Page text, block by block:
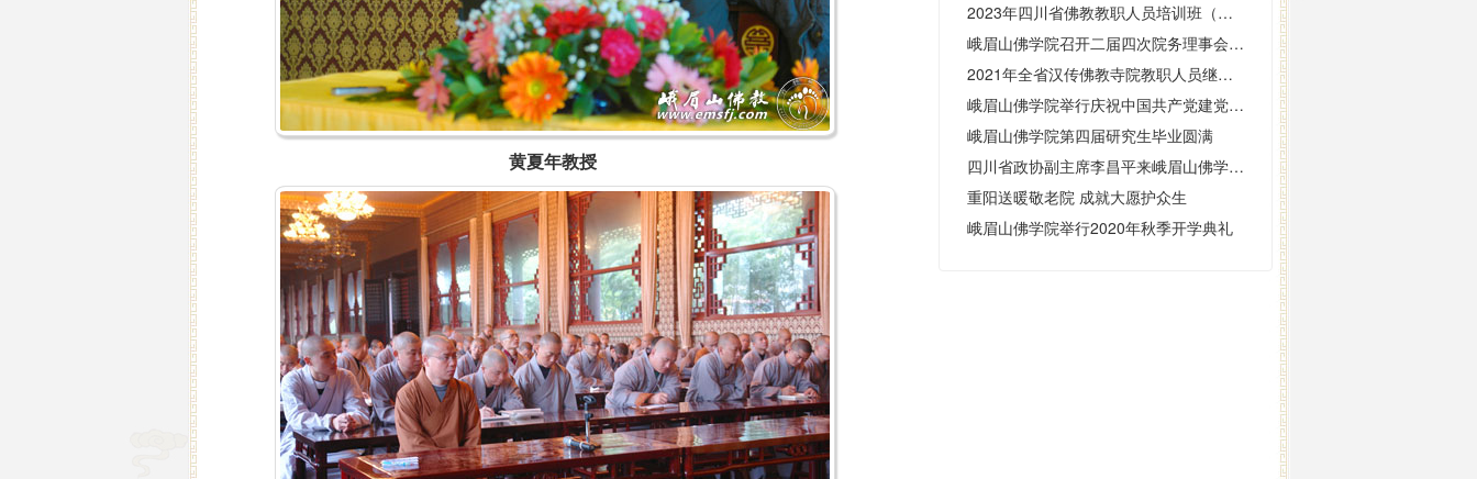
黄夏年教授
2023年四川省佛教教职人员培训班（第二期）在峨眉山佛学院开班
峨眉山佛学院召开二届四次院务理事会学习全国宗教工作会议精神
2021年全省汉传佛教寺院教职人员继续教育培训班圆满
峨眉山佛学院举行庆祝中国共产党建党100周年全体师生座谈会
峨眉山佛学院第四届研究生毕业圆满
四川省政协副主席李昌平来峨眉山佛学院调研并宣讲党史
重阳送暖敬老院 成就大愿护众生
峨眉山佛学院举行2020年秋季开学典礼